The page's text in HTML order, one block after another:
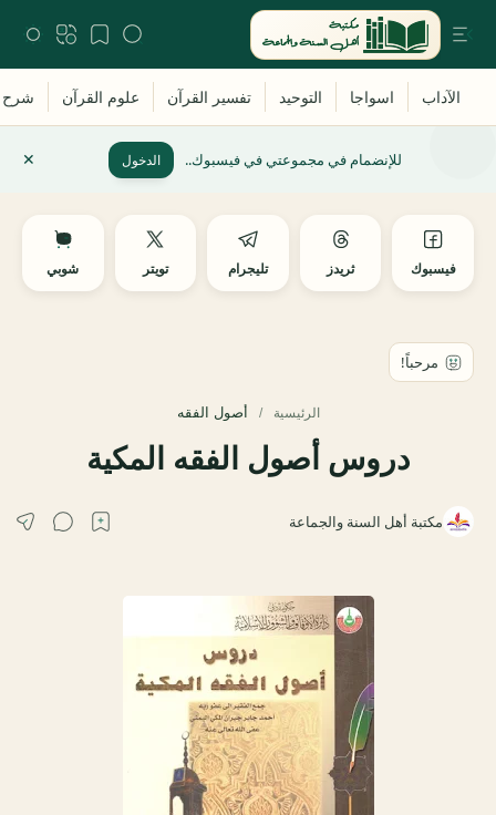
للإنضمام في مجموعتي في فيسبوك.. الدخول
فيسبوك ثريدز تليجرام تويتر شوبي
الرئيسية أصول الفقه
دروس أصول الفقه المكية